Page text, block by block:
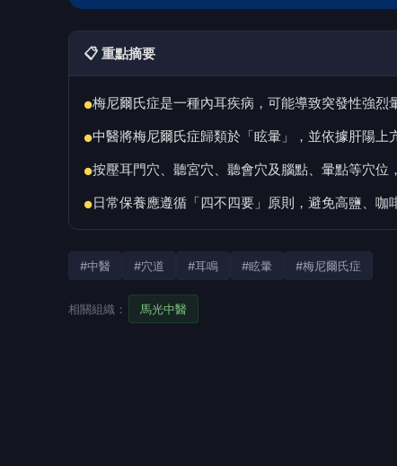
📋 重點摘要
●梅尼爾氏症是一種內耳疾病，可能導致突發性強烈
●中醫將梅尼爾氏症歸類於「眩暈」，並依據肝陽上
●按壓耳門穴、聽宮穴、聽會穴及腦點、暈點等穴位
●日常保養應遵循「四不四要」原則，避免高鹽、咖
#中醫 #穴道 #耳鳴 #眩暈 #梅尼爾氏症
相關組織： 馬光中醫